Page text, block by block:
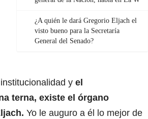
¿A quién le dará Gregorio Eljach el
visto bueno para la Secretaría
General del Senado?
y el
terna, existe el órgano
Yo le auguro a él lo mejor de